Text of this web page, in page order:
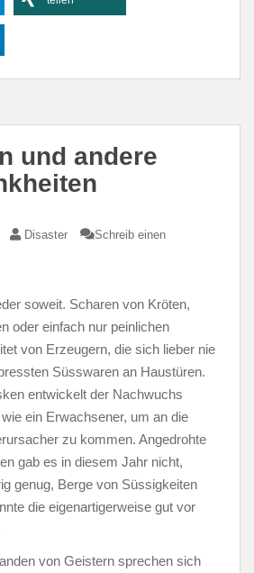
und andere
Disaster
Schreib einen
soweit. Scharen von Kröten,
oder einfach nur peinlichen
von Erzeugern, die sich lieber nie
Süsswaren an Haustüren.
entwickelt der Nachwuchs
ein Erwachsener, um an die
zu kommen. Angedrohte
gab es in diesem Jahr nicht,
genug, Berge von Süssigkeiten
die eigenartigerweise gut vor
von Geistern sprechen sich